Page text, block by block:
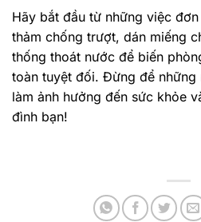
Hãy bắt đầu từ những việc
thảm chống trượt, dán miếng
thống thoát nước để biến
toàn tuyệt đối. Đừng để
làm ảnh hưởng đến sức khỏe
đình bạn!